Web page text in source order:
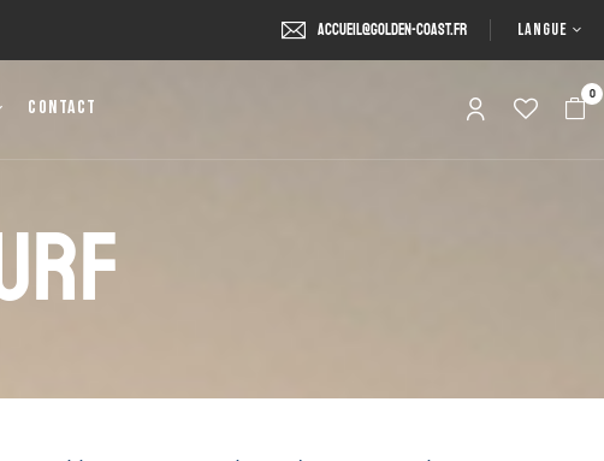
accueil@golden-coast.fr LANGUE
Contact
0